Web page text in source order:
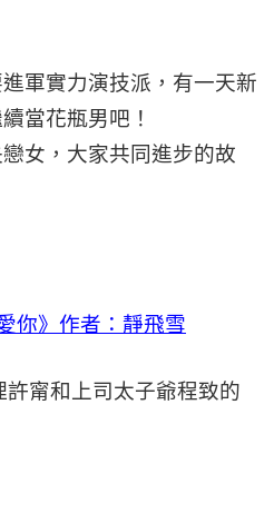
軍實力演技派，有一天新
當花瓶男吧！
女，大家共同進步的故
你》作者：靜飛雪
許甯和上司太子爺程致的